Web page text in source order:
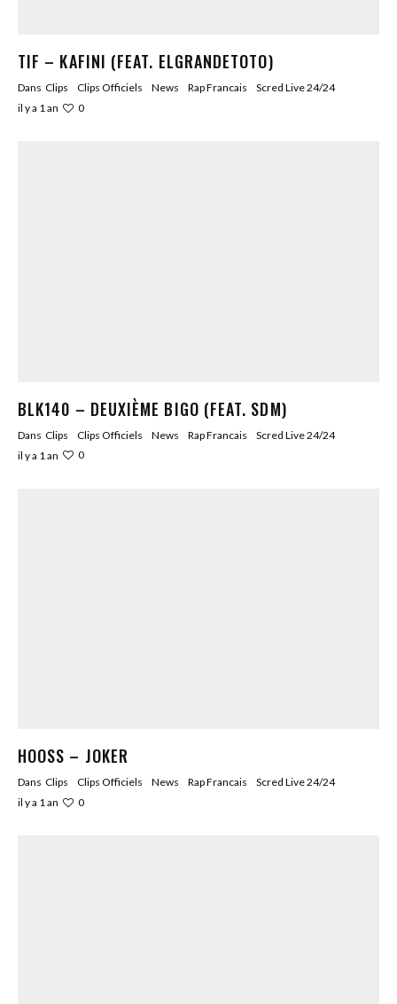
TIF – KAFINI (FEAT. ELGRANDETOTO)
Dans Clips Clips Officiels News Rap Francais
Scred Live 24/24
il y a 1 an
0
BLK140 – DEUXIÈME BIGO (FEAT. SDM)
Dans Clips Clips Officiels News Rap Francais
Scred Live 24/24
il y a 1 an
0
HOOSS – JOKER
Dans Clips Clips Officiels News Rap Francais
Scred Live 24/24
il y a 1 an
0